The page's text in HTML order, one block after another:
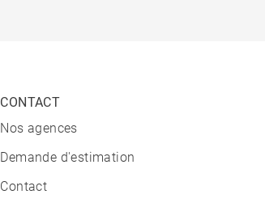
CONTACT
Nos agences
Demande d'estimation
Contact